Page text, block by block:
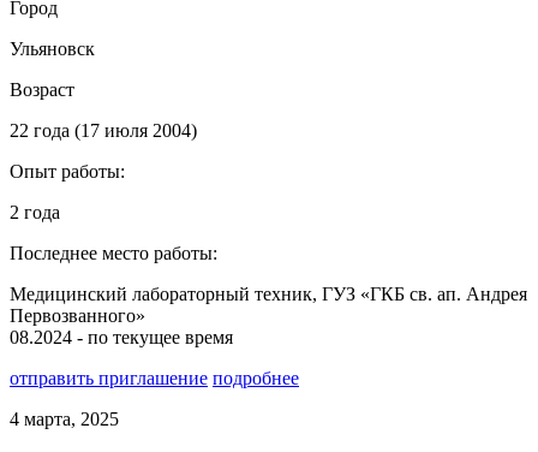
Город
Ульяновск
Возраст
22 года (17 июля 2004)
Опыт работы:
2 года
Последнее место работы:
Медицинский лабораторный техник, ГУЗ «ГКБ св. ап. Андрея
Первозванного»
08.2024 - по текущее время
отправить приглашение подробнее
4 марта, 2025